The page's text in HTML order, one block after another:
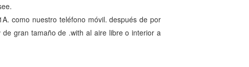
como nuestro teléfono móvil. después de por
gran tamaño de .with al aire libre o interior a